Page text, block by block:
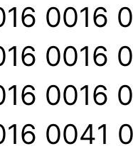
0016
0016
0016
0041